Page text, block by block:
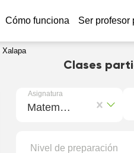
Cómo funciona Ser profesor
Xalapa
Clases
Asignatura
Matemáticas
Nivel de preparación